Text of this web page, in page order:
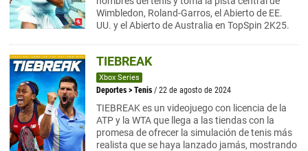
Wimbledon, Roland-Garros, el Abierto de EE.
UU. y el Abierto de Australia en TopSpin 2K25.
TIEBREAK
Xbox Series
Deportes > Tenis / 22 de agosto de 2024
TIEBREAK es un videojuego con licencia de la
ATP y la WTA que llega a las tiendas con la
promesa de ofrecer la simulación de tenis más
realista que se haya lanzado jamás, mostrando